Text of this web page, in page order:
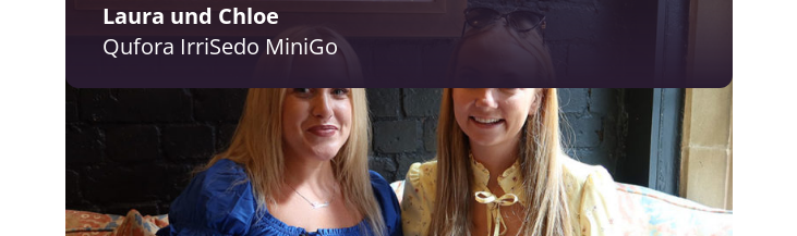
Laura und Chloe
Qufora IrriSedo MiniGo